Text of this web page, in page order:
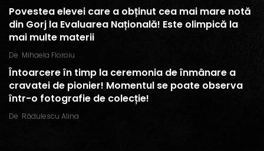
Povestea elevei care a obținut cea mai mare notă
din Gorj la Evaluarea Națională! Este olimpică la
mai multe materii
De Mihaela Floroiu
Întoarcere în timp la ceremonia de înmânare a
cravatei de pionier! Momentul se poate observa
într-o fotografie de colecție!
De Rădulescu Alina